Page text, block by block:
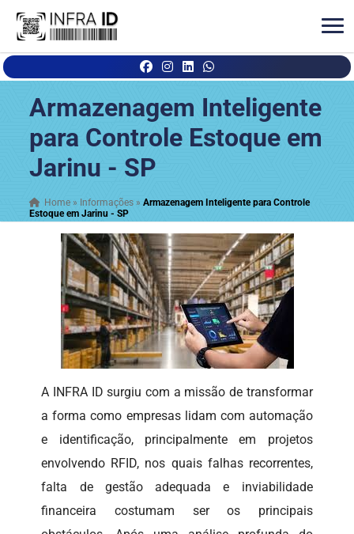
Armazenagem Inteligente
para Controle Estoque em
Jarinu - SP
Home » Informações »Armazenagem Inteligente para Controle
Estoque em Jarinu - SP
A INFRA ID surgiu com a missão de transformar
a forma como empresas lidam com automação
e identificação, principalmente em projetos
envolvendo RFID, nos quais falhas recorrentes,
falta de gestão adequada e inviabilidade
financeira costumam ser os principais